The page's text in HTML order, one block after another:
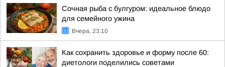
Сочная рыба с булгуром: идеальное блюдо
для семейного ужина
Вчера, 23:10
Как сохранить здоровье и форму после 60:
диетологи поделились советами